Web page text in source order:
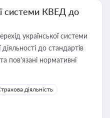
системи КВЕД до
української системи
діяльності до стандартів
пов'язані нормативні
діяльність